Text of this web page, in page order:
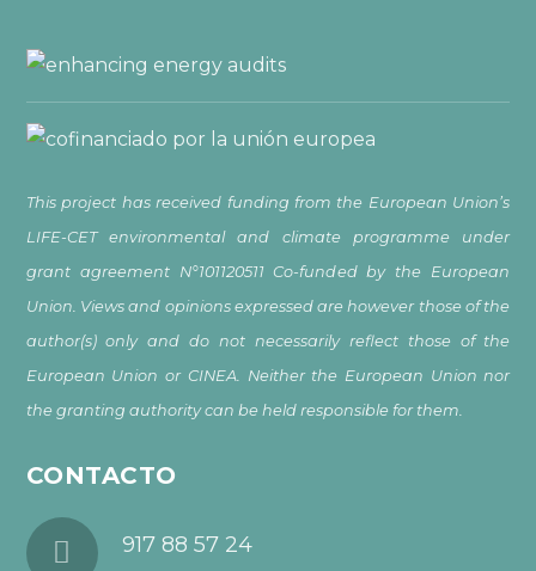
This project has received funding from the European Union’s
LIFE-CET environmental and climate programme under
grant agreement N°101120511 Co-funded by the European
Union. Views and opinions expressed are however those of the
author(s) only and do not necessarily reflect those of the
European Union or CINEA. Neither the European Union nor
the granting authority can be held responsible for them.
CONTACTO
917 88 57 24